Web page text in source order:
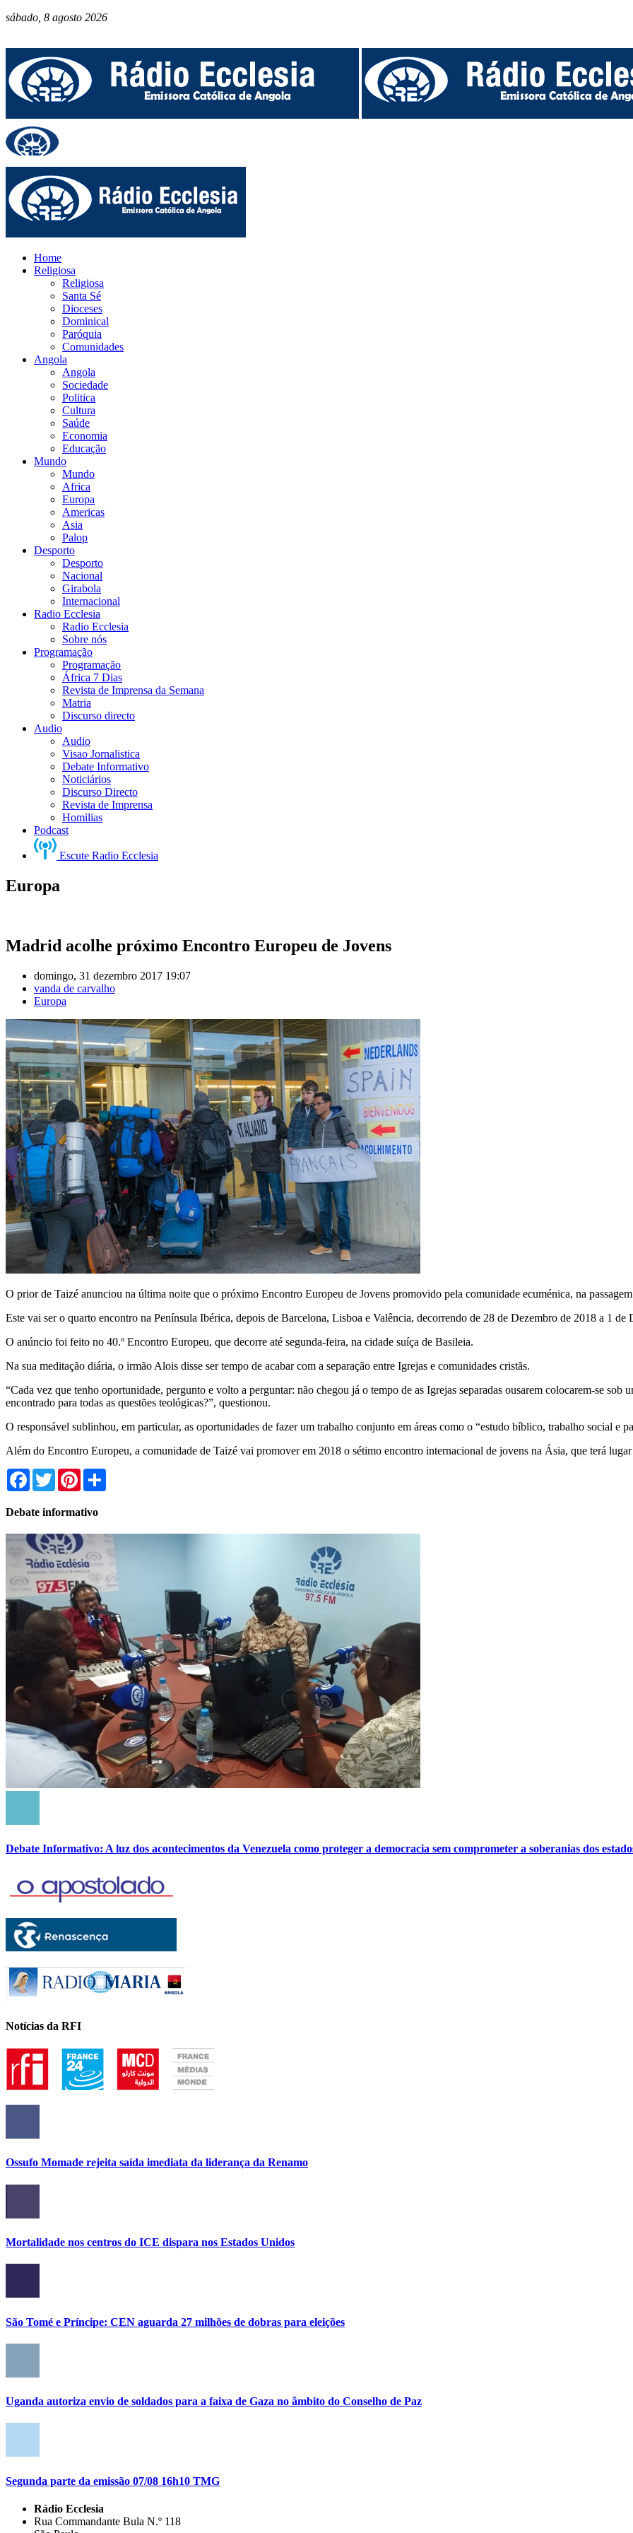
sábado, 8 agosto 2026
Home
Religiosa
Religiosa
Santa Sé
Dioceses
Dominical
Paróquia
Comunidades
Angola
Angola
Sociedade
Politica
Cultura
Saúde
Economia
Educação
Mundo
Mundo
Africa
Europa
Americas
Asia
Palop
Desporto
Desporto
Nacional
Girabola
Internacional
Radio Ecclesia
Radio Ecclesia
Sobre nós
Programação
Programação
África 7 Dias
Revista de Imprensa da Semana
Matria
Discurso directo
Audio
Audio
Visao Jornalistica
Debate Informativo
Noticiários
Discurso Directo
Revista de Imprensa
Homilias
Podcast
Escute Radio Ecclesia
Europa
Madrid acolhe próximo Encontro Europeu de Jovens
domingo, 31 dezembro 2017 19:07
vanda de carvalho
Europa
O prior de Taizé anunciou na última noite que o próximo Encontro Europeu de Jovens promovido pela comunidade ecuménica, na
Este vai ser o quarto encontro na Península Ibérica, depois de Barcelona, Lisboa e Valência, decorrendo de 28 de Dezembro de 2018 a 1 de
O anúncio foi feito no 40.º Encontro Europeu, que decorre até segunda-feira, na cidade suíça de Basileia.
Na sua meditação diária, o irmão Alois disse ser tempo de acabar com a separação entre Igrejas e comunidades cristãs.
“Cada vez que tenho oportunidade, pergunto e volto a perguntar: não chegou já o tempo de as Igrejas separadas ousarem colocarem-se sob
encontrado para todas as questões teológicas?”, questionou.
O responsável sublinhou, em particular, as oportunidades de fazer um trabalho conjunto em áreas como o “estudo bíblico, trabalho social e
Além do Encontro Europeu, a comunidade de Taizé vai promover em 2018 o sétimo encontro internacional de jovens na Ásia, que terá
Facebook
TwitterPinterest
Debate informativo
Debate Informativo: A luz dos acontecimentos da Venezuela como proteger a democracia sem comprometer a soberanias dos
Notícias da RFI
Ossufo Momade rejeita saída imediata da liderança da Renamo
Mortalidade nos centros do ICE dispara nos Estados Unidos
São Tomé e Príncipe: CEN aguarda 27 milhões de dobras para eleições
Uganda autoriza envio de soldados para a faixa de Gaza no âmbito do Conselho de Paz
Segunda parte da emissão 07/08 16h10 TMG
Rádio Ecclesia
Rua Commandante Bula N.º 118